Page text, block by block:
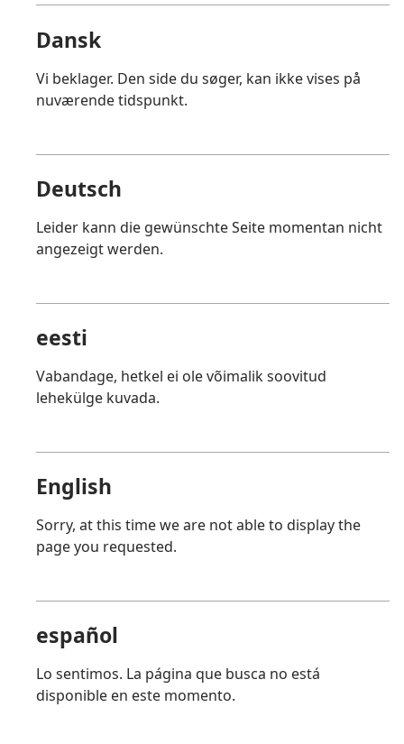
Dansk
Vi beklager. Den side du søger, kan ikke vises på
nuværende tidspunkt.
Deutsch
Leider kann die gewünschte Seite momentan nicht
angezeigt werden.
eesti
Vabandage, hetkel ei ole võimalik soovitud
lehekülge kuvada.
English
Sorry, at this time we are not able to display the
page you requested.
español
Lo sentimos. La página que busca no está
disponible en este momento.